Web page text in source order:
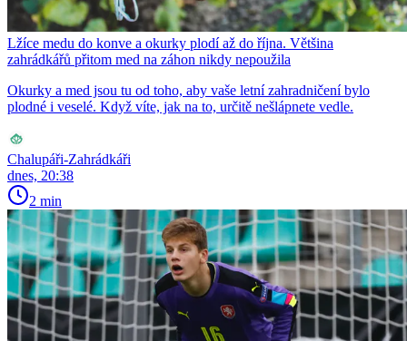
Lžíce medu do konve a okurky plodí až do října. Většina
zahrádkářů přitom med na záhon nikdy nepoužila
Okurky a med jsou tu od toho, aby vaše letní zahradničení bylo
plodné i veselé. Když víte, jak na to, určitě nešlápnete vedle.
Chalupáři-Zahrádkáři
dnes, 20:38
2 min